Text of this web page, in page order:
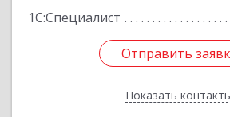
1С:Специалист
Отправить
Показать
Отправить
Назад